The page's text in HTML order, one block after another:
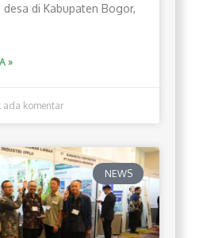
di Kabupaten Bogor,
»
ada komentar
NEWS